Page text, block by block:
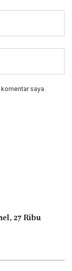
saya
27 Ribu